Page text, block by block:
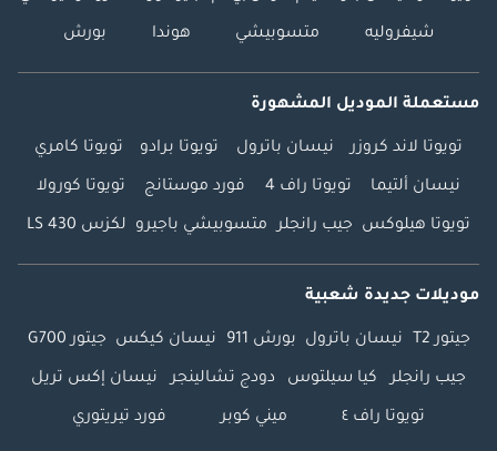
شيفروليه متسوبيشي هوندا بورش
مستعملة الموديل المشهورة
تويوتا لاند كروزر نيسان باترول تويوتا برادو تويوتا كامري
نيسان ألتيما تويوتا راف 4 فورد موستانج تويوتا كورولا
تويوتا هيلوكس جيب رانجلر متسوبيشي باجيرو لكزس LS 430
موديلات جديدة شعبية
جيتور T2 نيسان باترول بورش 911 نيسان كيكس جيتور G700
جيب رانجلر كيا سيلتوس دودج تشالينجر نيسان إكس تريل
تويوتا راف ٤ ميني كوبر فورد تيريتوري